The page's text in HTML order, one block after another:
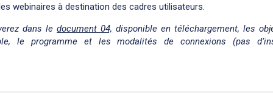
webinaires à destination des cadres utilisateurs.
dans ledocument 04, disponible en téléchargement, les
le programme et les modalités de connexions (pas